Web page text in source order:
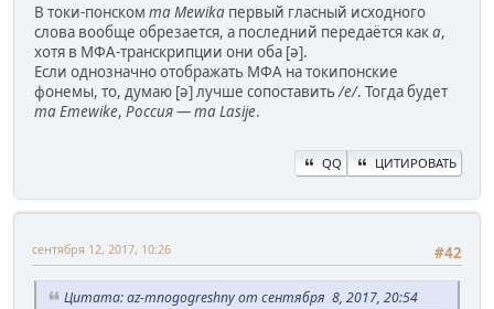
В токи-понском ma Mewika первый гласный исходного
слова вообще обрезается, а последний передаётся какa,
хотя в МФА-транскрипции они оба [ə].
Если однозначно отображать МФА на токипонские
фонемы, то, думаю [ə] лучше сопоставить/e/. Тогда будет
ma Emewike, Россия—ma Lasije.
QQ ЦИТИРОВАТЬ
#42
сентября 12, 2017, 10:26
Цитата: az-mnogogreshny от сентября 8, 2017, 20:54